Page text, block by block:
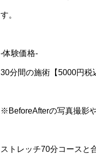
す。
-体験価格-
30分間の施術【5000円税
※BeforeAfterの写真撮影
ストレッチ70分コースと